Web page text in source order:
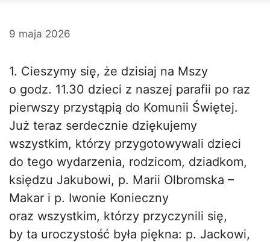
9 maja 2026
1. Cieszymy się, że dzisiaj na Mszy
o godz. 11.30 dzieci z naszej parafii po raz
pierwszy przystąpią do Komunii Świętej.
Już teraz serdecznie dziękujemy
wszystkim, którzy przygotowywali dzieci
do tego wydarzenia, rodzicom, dziadkom,
księdzu Jakubowi, p. Marii Olbromska –
Makar i p. Iwonie Konieczny
oraz wszystkim, którzy przyczynili się,
by ta uroczystość była piękna: p. Jackowi,